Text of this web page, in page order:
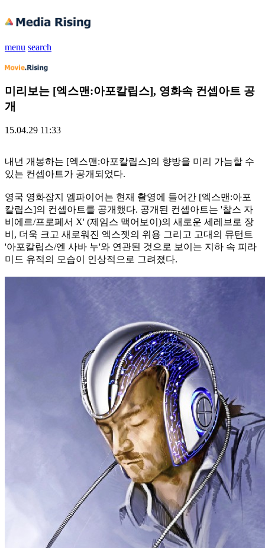
menu search
미리보는 [엑스맨:아포칼립스], 영화속 컨셉아트 공
개
15.04.29 11:33
내년 개봉하는 [엑스맨:아포칼립스]의 향방을 미리 가늠할 수
있는 컨셉아트가 공개되었다.
영국 영화잡지 엠파이어는 현재 촬영에 들어간 [엑스맨:아포
칼립스]의 컨셉아트를 공개했다. 공개된 컨셉아트는 '찰스 자
비에르/프로페서 X' (제임스 맥어보이)의 새로운 세레브로 장
비, 더욱 크고 새로워진 엑스젯의 위용 그리고 고대의 뮤턴트
'아포칼립스/엔 사바 누'와 연관된 것으로 보이는 지하 속 피라
미드 유적의 모습이 인상적으로 그려졌다.